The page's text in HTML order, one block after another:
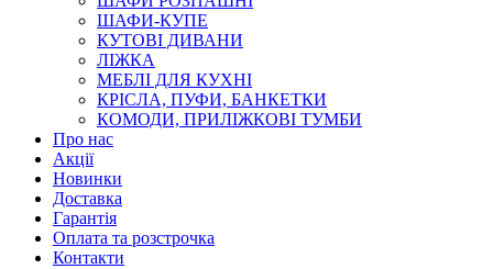
ШАФИ-КУПЕ
КУТОВІ ДИВАНИ
ЛІЖКА
МЕБЛІ ДЛЯ КУХНІ
КРІСЛА, ПУФИ, БАНКЕТКИ
КОМОДИ, ПРИЛІЖКОВІ ТУМБИ
Про нас
Акції
Новинки
Доставка
Гарантія
Оплата та розстрочка
Контакти